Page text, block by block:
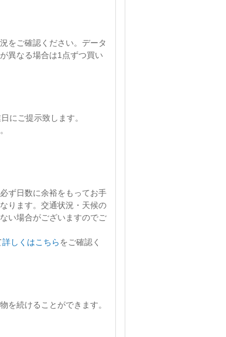
をご確認ください。 データ
異なる場合は1点ずつ買い
にご提示致します。
ず日数に余裕をもってお手
ります。交通状況・天候の
い場合がございますのでご
詳しくはこちらをご確認く
を続けることができます。